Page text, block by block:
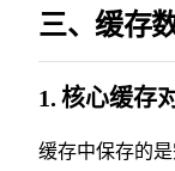
三、缓存
1. 核心缓存
缓存中保存的